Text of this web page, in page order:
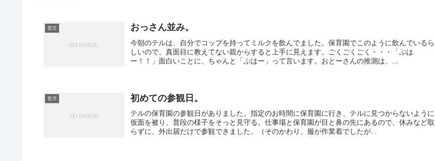
育児 おっさん並み。
今朝のテルは、自分でコップを持ってミルクを飲んでました。保育園でこのように飲んでいるら
しいので、真面目に教えてない親からすると上手に見えます。ごくごくごく・・・「ぷは
ー！！」面白いことに、ちゃんと「ぷはー」って言います。おとーさんの推測は、...
育児 初めての参観日。
テルの保育園の参観日がありました。指定のお時間に保育園に行き、テルに見つからないように
仮面を被り、普段の様子をそっと見守る。仕事場と保育園が目と鼻の先にあるので、休みなど取
らずに、外出届だけで参観できました。（そのかわり、服が作業着でしたが...